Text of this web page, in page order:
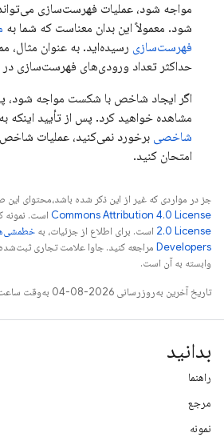
مواجه شود، عملیات فهرست‌سازی
شود. معمولاً این بدان معناست که شما به
فهرست‌سازی رسیده‌اید. به عنوان مثال،
حداکثر تعداد ورودی‌های فهرست‌سازی
اگر ایجاد شاخص با شکست مواجه شود،
مشاهده خواهید کرد. پس از تأیید اینکه
شاخصی برخورد نمی‌کنید، عملیات
امتحان کنید.
جز در مواردی که غیر از این ذکر شده باشد،‌محتوای
Commons Attribution 4.0 License است. نمونه
2.0 License است. برای اطلاع از جزئیات، به
Developers‏
وابسته به آن است.
تاریخ آخرین به‌روزرسانی 2026-08-04 به‌وقت ساعت هماهنگ جهانی.
بدانید
راهنما
مرجع
نمونه